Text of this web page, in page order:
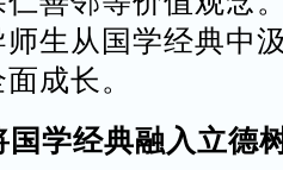
生从国学经典中
成长。
学经典融入立德